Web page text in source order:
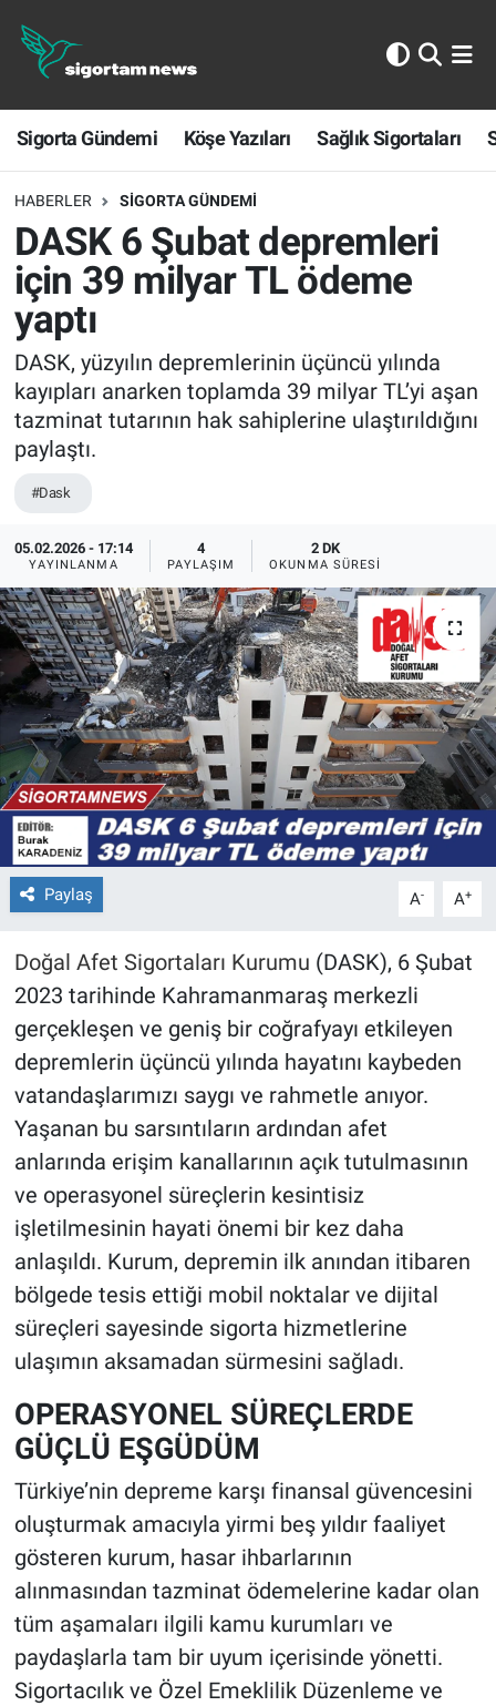
Sigorta Gündemi Köşe Yazıları Sağlık Sigortaları
HABERLER SIGORTA GÜNDEMI
DASK 6 Şubat depremleri
için 39 milyar TL ödeme
yaptı
DASK, yüzyılın depremlerinin üçüncü yılında
kayıpları anarken toplamda 39 milyar TL’yi aşan
tazminat tutarının hak sahiplerine ulaştırıldığını
paylaştı.
#Dask
05.02.2026 - 17:14
YAYINLANMA
4
PAYLAŞIM
2 DK
OKUNMA SÜRESI
Paylaş A- A+
Doğal Afet Sigortaları Kurumu (DASK), 6 Şubat
2023 tarihinde Kahramanmaraş merkezli
gerçekleşen ve geniş bir coğrafyayı etkileyen
depremlerin üçüncü yılında hayatını kaybeden
vatandaşlarımızı saygı ve rahmetle anıyor.
Yaşanan bu sarsıntıların ardından afet
anlarında erişim kanallarının açık tutulmasının
ve operasyonel süreçlerin kesintisiz
işletilmesinin hayati önemi bir kez daha
anlaşıldı. Kurum, depremin ilk anından itibaren
bölgede tesis ettiği mobil noktalar ve dijital
süreçleri sayesinde sigorta hizmetlerine
ulaşımın aksamadan sürmesini sağladı.
OPERASYONEL SÜREÇLERDE
GÜÇLÜ EŞGÜDÜM
Türkiye’nin depreme karşı finansal güvencesini
oluşturmak amacıyla yirmi beş yıldır faaliyet
gösteren kurum, hasar ihbarlarının
alınmasından tazminat ödemelerine kadar olan
tüm aşamaları ilgili kamu kurumları ve
paydaşlarla tam bir uyum içerisinde yönetti.
Sigortacılık ve Özel Emeklilik Düzenleme ve
Sigorta Gündemi
Köşe Yazıları
Sağlık Sigortaları
Sporun Sigortası
Ekonomi